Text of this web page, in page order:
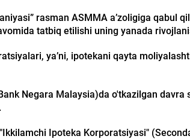
rasman ASMMA a’zoligiga qabul
tatbiq etilishi uning yanada
ya’ni, ipotekani qayta
Negara Malaysia)da o'tkazilgan davra
Ipoteka Korporatsiyasi"